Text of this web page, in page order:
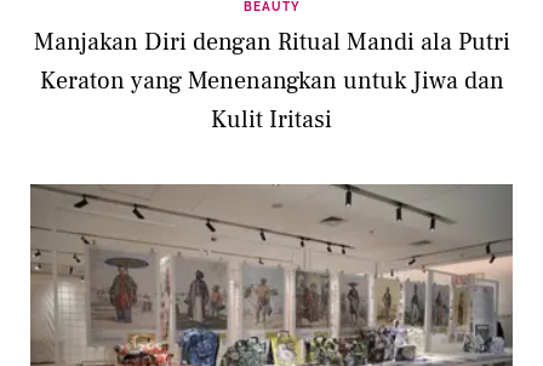
BEAUTY
Manjakan Diri dengan Ritual Mandi ala Putri
Keraton yang Menenangkan untuk Jiwa dan
Kulit Iritasi